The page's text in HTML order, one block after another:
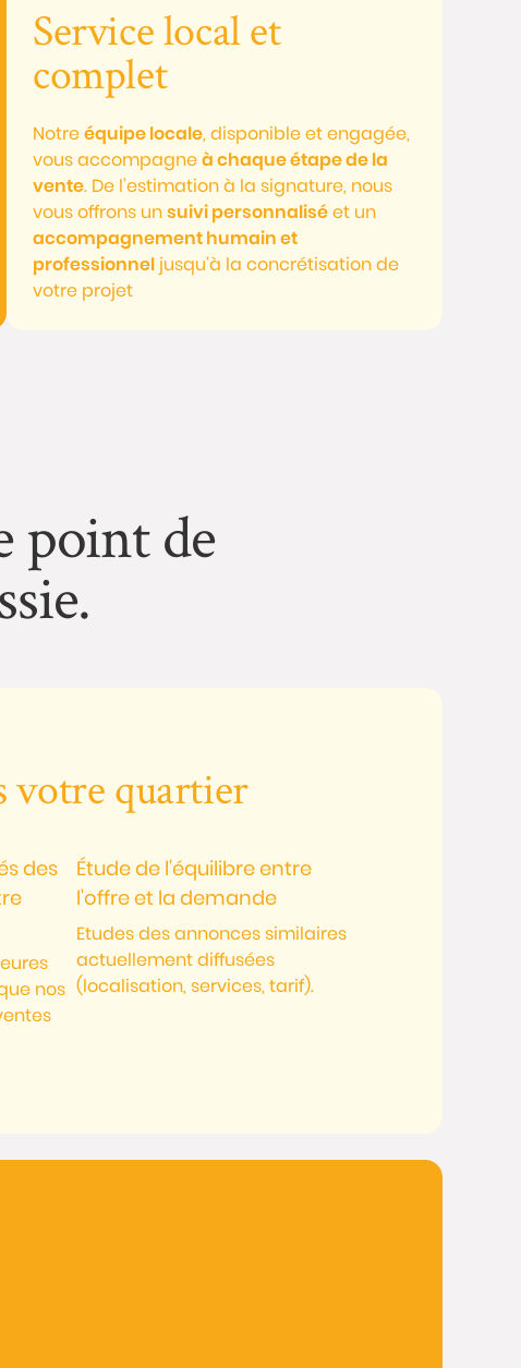
Service local et
complet
Notreéquipe locale, disponible et engagée,
vous accompagneà chaque étape de la
vente. De l’estimation à la signature, nous
vous offrons unsuivi personnaliséet un
accompagnement humain et
professionnel jusqu’à la concrétisation de
votre projet
point de
votre quartier
des
nos
Étude de l'équilibre entre
l'offre et la demande
Etudes des annonces similaires
actuellement diffusées
(localisation, services, tarif).